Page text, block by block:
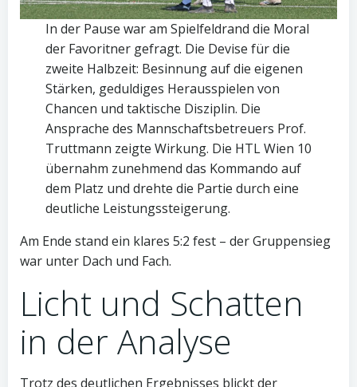
In der Pause war am Spielfeldrand die Moral
der Favoritner gefragt. Die Devise für die
zweite Halbzeit: Besinnung auf die eigenen
Stärken, geduldiges Herausspielen von
Chancen und taktische Disziplin. Die
Ansprache des Mannschaftsbetreuers Prof.
Truttmann zeigte Wirkung. Die HTL Wien 10
übernahm zunehmend das Kommando auf
dem Platz und drehte die Partie durch eine
deutliche Leistungssteigerung.
Am Ende stand ein klares 5:2 fest – der Gruppensieg
war unter Dach und Fach.
Licht und Schatten
in der Analyse
Trotz des deutlichen Ergebnisses blickt der